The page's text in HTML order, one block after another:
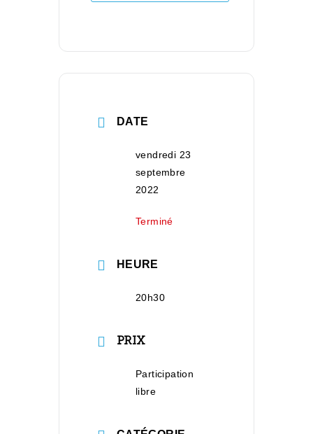
DATE
vendredi 23
septembre
2022
Terminé
HEURE
20h30
PRIX
Participation
libre